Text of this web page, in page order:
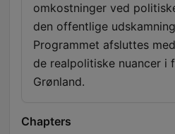
omkostninger ved
den offentlige
Programmet afsluttes
de realpolitiske nuancer i
Grønland.
Chapters